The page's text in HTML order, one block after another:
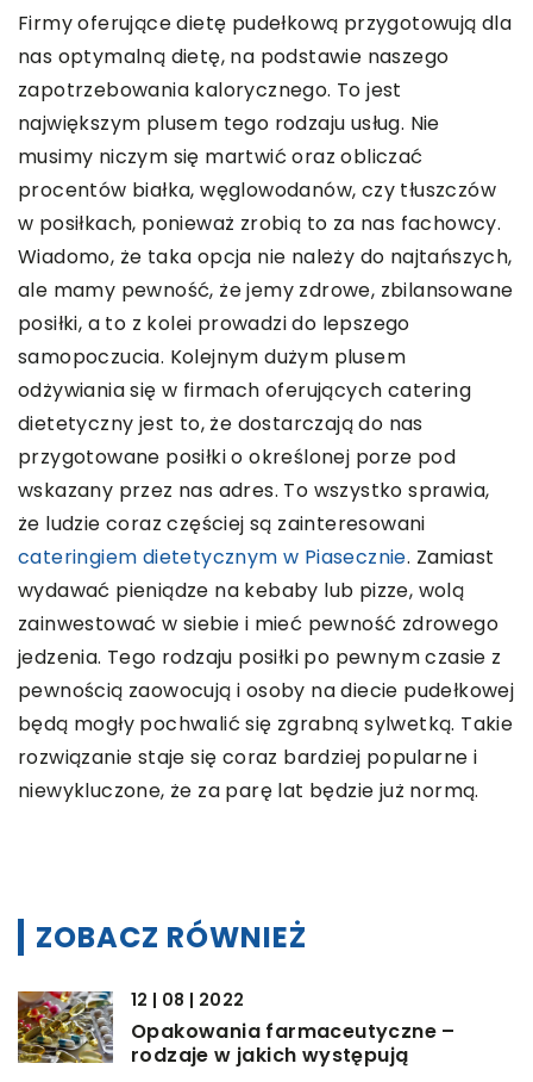
Firmy oferujące dietę pudełkową przygotowują dla
nas optymalną dietę, na podstawie naszego
zapotrzebowania kalorycznego. To jest
największym plusem tego rodzaju usług. Nie
musimy niczym się martwić oraz obliczać
procentów białka, węglowodanów, czy tłuszczów
w posiłkach, ponieważ zrobią to za nas fachowcy.
Wiadomo, że taka opcja nie należy do najtańszych,
ale mamy pewność, że jemy zdrowe, zbilansowane
posiłki, a to z kolei prowadzi do lepszego
samopoczucia. Kolejnym dużym plusem
odżywiania się w firmach oferujących catering
dietetyczny jest to, że dostarczają do nas
przygotowane posiłki o określonej porze pod
wskazany przez nas adres. To wszystko sprawia,
że ludzie coraz częściej są zainteresowani
cateringiem dietetycznym w Piasecznie. Zamiast
wydawać pieniądze na kebaby lub pizze, wolą
zainwestować w siebie i mieć pewność zdrowego
jedzenia. Tego rodzaju posiłki po pewnym czasie z
pewnością zaowocują i osoby na diecie pudełkowej
będą mogły pochwalić się zgrabną sylwetką. Takie
rozwiązanie staje się coraz bardziej popularne i
niewykluczone, że za parę lat będzie już normą.
ZOBACZ RÓWNIEŻ
12 | 08 | 2022
Opakowania farmaceutyczne –
rodzaje w jakich występują